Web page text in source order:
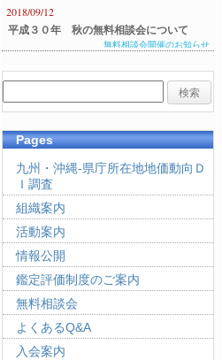
2018/09/12
平成３０年 秋の無料相談会について
無料相談会開催のお知らせ
Pages
九州・沖縄-県庁所在地地価動向Ｄ
Ｉ調査
組織案内
活動案内
情報公開
鑑定評価制度のご案内
無料相談会
よくあるQ&A
入会案内